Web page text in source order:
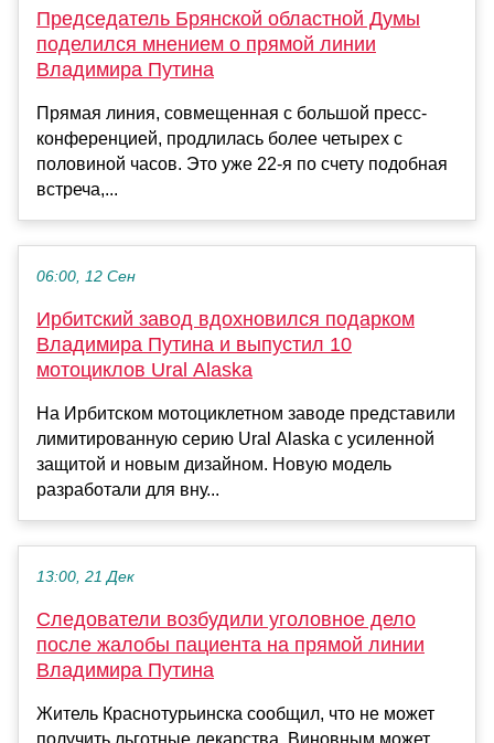
Председатель Брянской областной Думы
поделился мнением о прямой линии
Владимира Путина
Прямая линия, совмещенная с большой пресс-
конференцией, продлилась более четырех с
половиной часов. Это уже 22-я по счету подобная
встреча,...
06:00, 12 Сен
Ирбитский завод вдохновился подарком
Владимира Путина и выпустил 10
мотоциклов Ural Alaska
На Ирбитском мотоциклетном заводе представили
лимитированную серию Ural Alaska с усиленной
защитой и новым дизайном. Новую модель
разработали для вну...
13:00, 21 Дек
Следователи возбудили уголовное дело
после жалобы пациента на прямой линии
Владимира Путина
Житель Краснотурьинска сообщил, что не может